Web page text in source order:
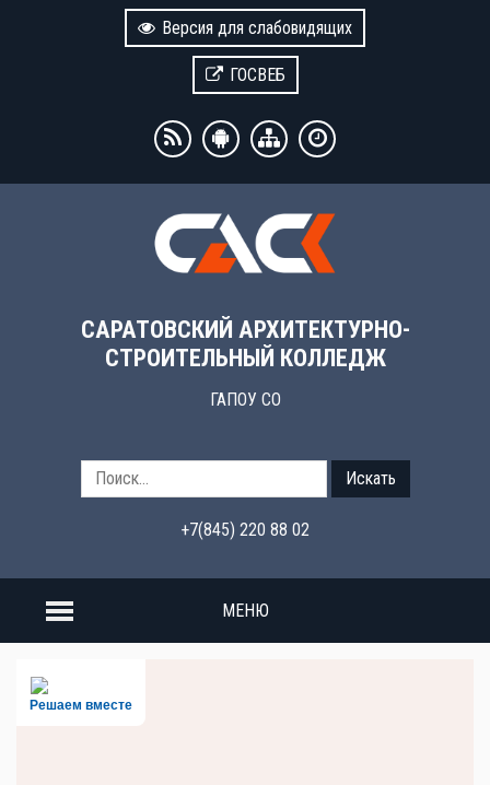
Версия для слабовидящих
ГОСВЕБ
САРАТОВСКИЙ АРХИТЕКТУРНО-
СТРОИТЕЛЬНЫЙ КОЛЛЕДЖ
ГАПОУ СО
Искать
+7(845) 220 88 02
МЕНЮ
Решаем вместе